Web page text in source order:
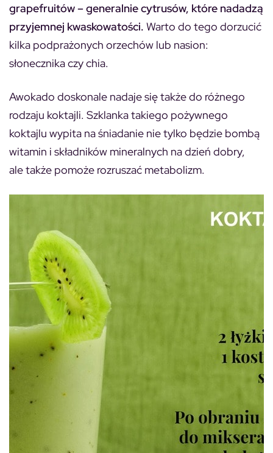
grapefruitów – generalnie cytrusów, które nadadzą
przyjemnej kwaskowatości. Warto do tego dorzucić
kilka podprażonych orzechów lub nasion:
słonecznika czy chia.
Awokado doskonale nadaje się także do różnego
rodzaju koktajli. Szklanka takiego pożywnego
koktajlu wypita na śniadanie nie tylko będzie bombą
witamin i składników mineralnych na dzień dobry,
ale także pomoże rozruszać metabolizm.